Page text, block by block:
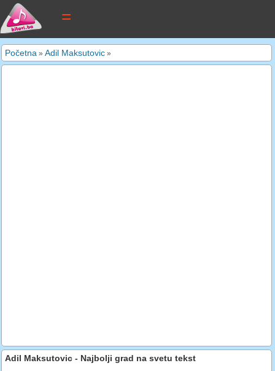
tekstovi pjesama
Početna » Adil Maksutovic »
Adil Maksutovic - Najbolji grad na svetu tekst